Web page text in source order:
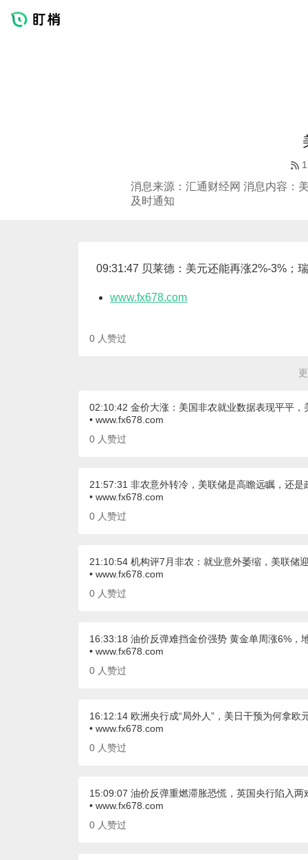
消息来源：汇通财经网 消息内容：
及时通知
09:31:47 贝莱德：美元还能再涨2%-3%
www.fx678.com
0 人赞过
02:10:42 金价大涨：美国非农就业数据表现平平，
• www.fx678.com
0 人赞过
21:57:31 非农意外转冷，美联储是高瞻远瞩，还是
• www.fx678.com
0 人赞过
21:10:54 机构评7月非农：就业意外萎缩，美联储
• www.fx678.com
0 人赞过
16:33:18 油价反弹难挡金价强势 黄金单周涨6%，
• www.fx678.com
0 人赞过
16:12:14 欧洲央行成“局外人”，美日干预为何拿欧
• www.fx678.com
0 人赞过
15:09:07 油价反弹重燃滞胀恐慌，英国央行陷入两
• www.fx678.com
0 人赞过